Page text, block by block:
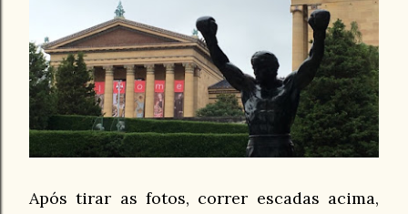
Após tirar as fotos, correr escadas acima,